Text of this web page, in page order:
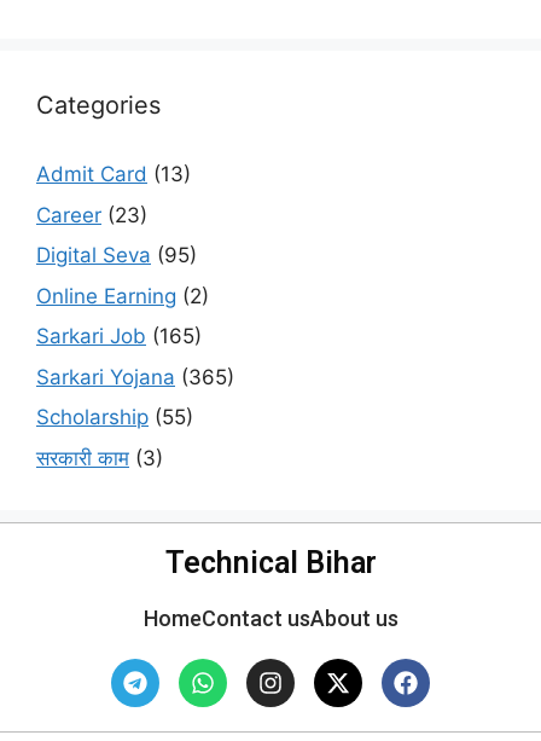
Categories
Admit Card (13)
Career (23)
Digital Seva (95)
Online Earning (2)
Sarkari Job (165)
Sarkari Yojana (365)
Scholarship (55)
सरकारी काम (3)
Technical Bihar
HomeContact usAbout us